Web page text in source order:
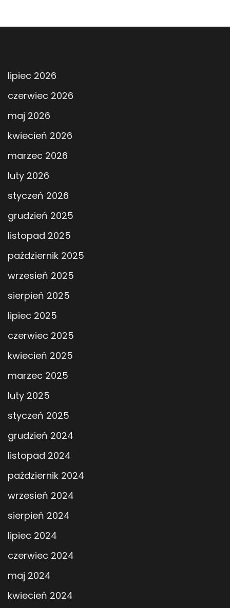
lipiec 2026
czerwiec 2026
maj 2026
kwiecień 2026
marzec 2026
luty 2026
styczeń 2026
grudzień 2025
listopad 2025
październik 2025
wrzesień 2025
sierpień 2025
lipiec 2025
czerwiec 2025
kwiecień 2025
marzec 2025
luty 2025
styczeń 2025
grudzień 2024
listopad 2024
październik 2024
wrzesień 2024
sierpień 2024
lipiec 2024
czerwiec 2024
maj 2024
kwiecień 2024